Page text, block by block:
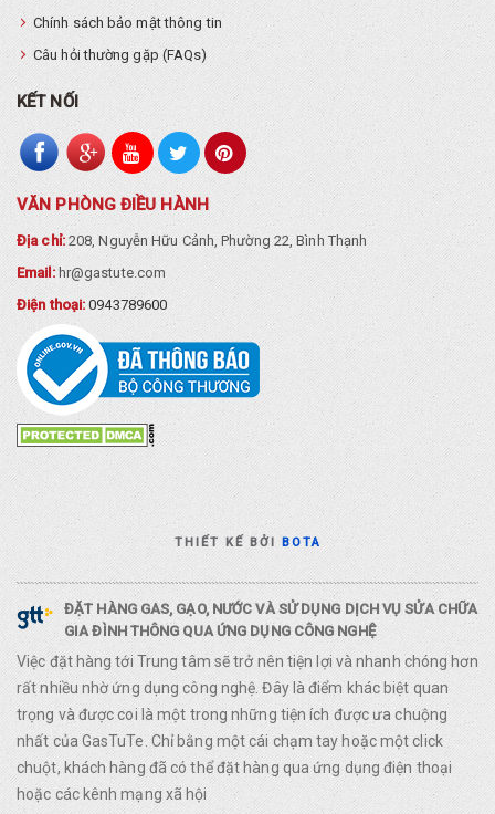
Chính sách bảo mật thông tin
Câu hỏi thường gặp (FAQs)
KẾT NỐI
VĂN PHÒNG ĐIỀU HÀNH
Địa chỉ:208, Nguyễn Hữu Cảnh, Phường 22, Bình Thạnh
Email: hr@gastute.com
Điện thoại:0943789600
THIẾT KẾ BỞIBOTA
ĐẶT HÀNG GAS, GẠO, NƯỚC VÀ SỬ DỤNG DỊCH VỤ SỬA CHỮA
GIA ĐÌNH THÔNG QUA ỨNG DỤNG CÔNG NGHỆ
Việc đặt hàng tới Trung tâm sẽ trở nên tiện lợi và nhanh chóng hơn
rất nhiều nhờ ứng dụng công nghệ. Đây là điểm khác biệt quan
trọng và được coi là một trong những tiện ích được ưa chuộng
nhất của GasTuTe. Chỉ bằng một cái chạm tay hoặc một click
chuột, khách hàng đã có thể đặt hàng qua ứng dụng điện thoại
hoặc các kênh mạng xã hội